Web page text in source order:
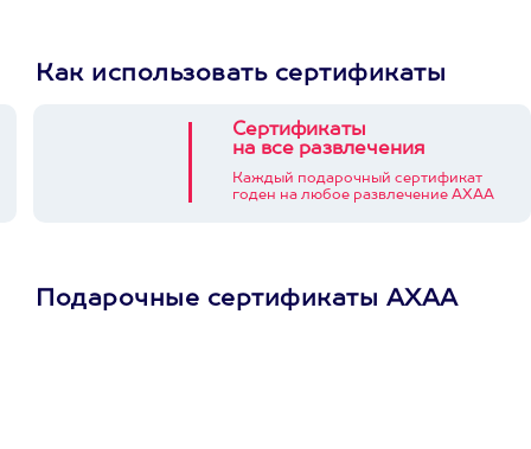
Как использовать сертификаты
Сертификаты
на все развлечения
Каждый подарочный сертификат
годен на любое развлечение АХАА
Подарочные сертификаты АХАА